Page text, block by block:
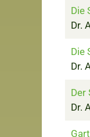
Die
Dr.
Die
Dr.
Der
Dr.